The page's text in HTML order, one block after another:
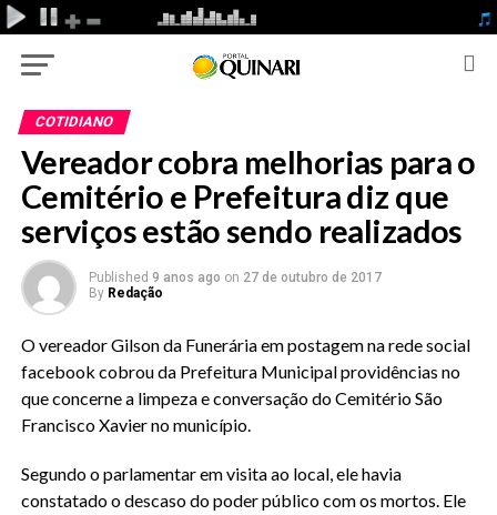
COTIDIANO
Vereador cobra melhorias para o
Cemitério e Prefeitura diz que
serviços estão sendo realizados
Published 9 anos ago on 27 de outubro de 2017
By Redação
O vereador Gilson da Funerária em postagem na rede social
facebook cobrou da Prefeitura Municipal providências no
que concerne a limpeza e conversação do Cemitério São
Francisco Xavier no município.
Segundo o parlamentar em visita ao local, ele havia
constatado o descaso do poder público com os mortos. Ele